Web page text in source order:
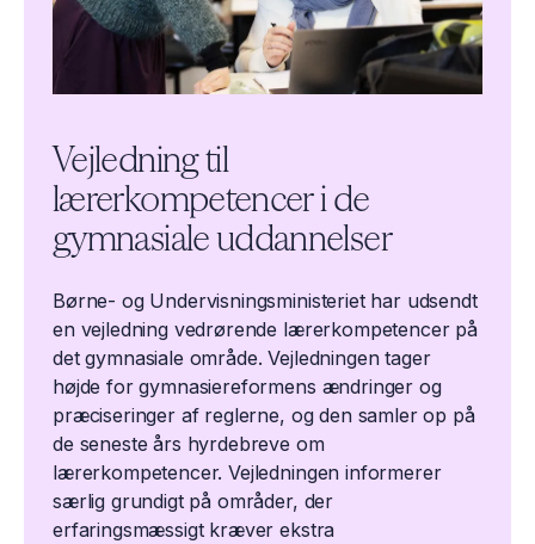
Vejledning til
lærerkompetencer i de
gymnasiale uddannelser
Børne- og Undervisningsmi​nisteriet har udsendt
en​ vejledning vedrørende lærerkompetencer på
det gymnasiale område. Vejledningen tager
højde for gymnasiereformens ændringer og
præciseringer af reglerne, og den samler op på
de seneste års hyrdebreve om
lærerkompetencer. Vejledningen informerer
særlig grundigt på områder, der
erfaringsmæssigt kræver ekstra